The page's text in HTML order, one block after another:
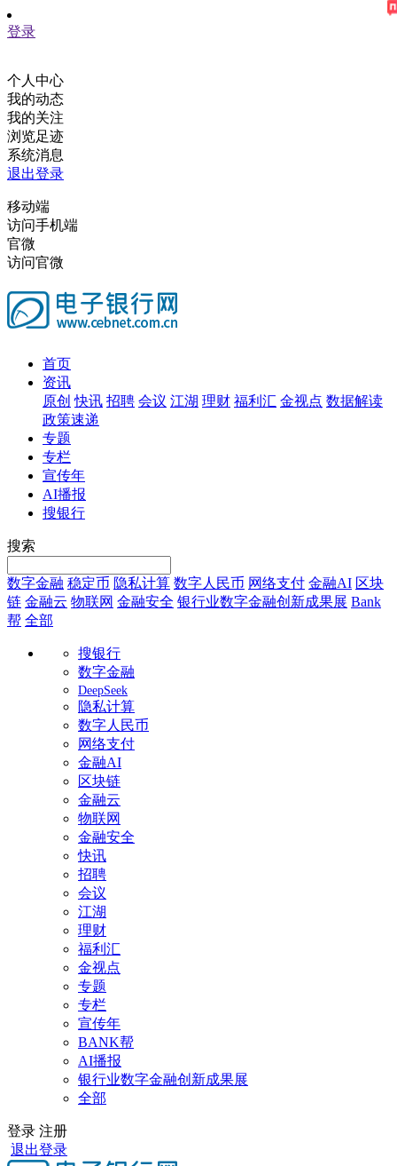
登录
个人中心
我的动态
我的关注
浏览足迹
系统消息
退出登录
移动端
访问手机端
官微
访问官微
首页
资讯
原创 快讯 招聘 会议 江湖 理财 福利汇 金视点 数据解读
政策速递
专题
专栏
宣传年
AI播报
搜银行
搜索
数字金融 稳定币 隐私计算 数字人民币 网络支付 金融AI 区块
链 金融云 物联网 金融安全 银行业数字金融创新成果展 Bank
帮 全部
搜银行
数字金融
DeepSeek
隐私计算
数字人民币
网络支付
金融AI
区块链
金融云
物联网
金融安全
快讯
招聘
会议
江湖
理财
福利汇
金视点
专题
专栏
宣传年
BANK帮
AI播报
银行业数字金融创新成果展
全部
登录 注册
退出登录